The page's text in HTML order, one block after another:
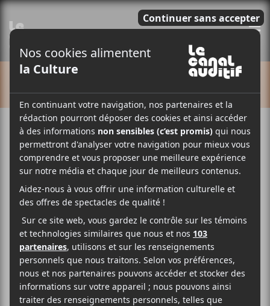
Cet évènement est passé.
DISTORSION 2022 – Jour 1
2022-07-22 @ 17:00-22:3020$
DISTORSION présentera les spectacles de Holy
Fuck, Grim Streaker, Crasher et Petra Glynt à
l’Entrepôt 77 le 22 juillet 2022 à 17h.